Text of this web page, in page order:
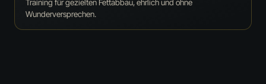
Training für gezielten Fettabbau, ehrlich und ohne
Wunderversprechen.